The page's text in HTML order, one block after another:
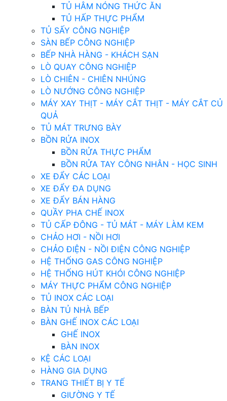
TỦ HÂM NÓNG THỨC ĂN
TỦ HẤP THỰC PHẨM
TỦ SẤY CÔNG NGHIỆP
SÀN BẾP CÔNG NGHIỆP
BẾP NHÀ HÀNG - KHÁCH SẠN
LÒ QUAY CÔNG NGHIỆP
LÒ CHIÊN - CHIÊN NHÚNG
LÒ NƯỚNG CÔNG NGHIỆP
MÁY XAY THỊT - MÁY CẮT THỊT - MÁY CẮT CỦ
QUẢ
TỦ MÁT TRƯNG BÀY
BỒN RỬA INOX
BỒN RỬA THỰC PHẨM
BỒN RỬA TAY CÔNG NHÂN - HỌC SINH
XE ĐẨY CÁC LOẠI
XE ĐẨY ĐA DỤNG
XE ĐẨY BÁN HÀNG
QUẦY PHA CHẾ INOX
TỦ CẤP ĐÔNG - TỦ MÁT - MÁY LÀM KEM
CHẢO HƠI - NỒI HƠI
CHẢO ĐIỆN - NỒI ĐIỆN CÔNG NGHIỆP
HỆ THỐNG GAS CÔNG NGHIỆP
HỆ THỐNG HÚT KHÓI CÔNG NGHIỆP
MÁY THỰC PHẨM CÔNG NGHIỆP
TỦ INOX CÁC LOẠI
BÀN TỦ NHÀ BẾP
BÀN GHẾ INOX CÁC LOẠI
GHẾ INOX
BÀN INOX
KỆ CÁC LOẠI
HÀNG GIA DỤNG
TRANG THIẾT BỊ Y TẾ
GIƯỜNG Y TẾ